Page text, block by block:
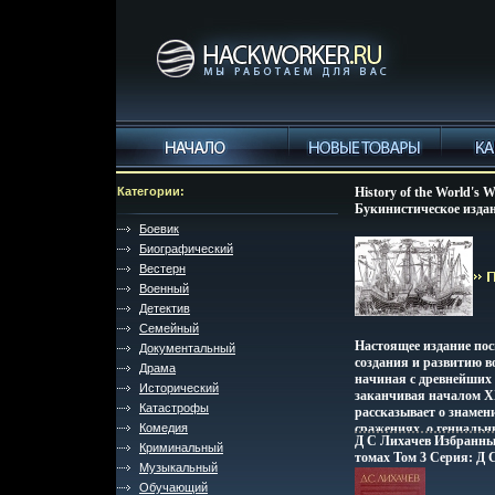
Категории:
Боевик
Биографический
Вестерн
Военный
Детектив
Семейный
Документальный
Драма
Исторический
Катастрофы
Комедия
Криминальный
Музыкальный
Обучающий
History of the World's
Букинистическое
2001 г Суперобложка,
85361-486-6 Цветные
836t.
Настоящее издание
создания и развитию
начиная с древнейших
заканчивая началом
рассказывает о
сражениях, о
инженерахбштпй и
многообразии и
подробно описывает
Д С Лихачев
томах Том 3 Серия: Д
Избранные работы в
1528t.